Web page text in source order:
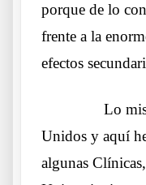
porque de lo
frente a la
efectos
Lo
Unidos y aquí
algunas